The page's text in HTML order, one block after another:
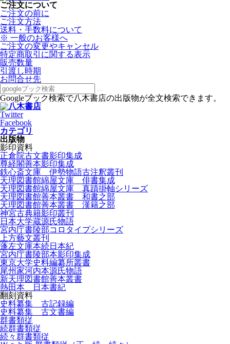
ご注文について
ご注文の前に
ご注文方法
送料・手数料について
※ 一般のお客様へ
ご注文の変更やキャンセル
特定商取引に関する表示
販売数量
引渡し時期
お問合せ先
Googleブック検索で八木書店の出版物が全文検索できます。
Twitter
Facebook
カテゴリ
出版物
影印資料
正倉院古文書影印集成
尊経閣善本影印集成
鉄心斎文庫 伊勢物語古注釈叢刊
天理図書館綿屋文庫 俳書集成
天理図書館綿屋文庫 真蹟掛軸シリーズ
天理図書館善本叢書 和書之部
天理図書館善本叢書 漢籍之部
神宮古典籍影印叢刊
日本大学蔵源氏物語
宮内庁書陵部コロタイプシリーズ
上方藝文叢刊
蓬左文庫本続日本紀
宮内庁書陵部本影印集成
東京大学史料編纂所叢書
尾州家河内本源氏物語
新天理図書館善本叢書
熱田本 日本書紀
翻刻資料
史料纂集 古記録編
史料纂集 古文書編
群書類従
続群書類従
続々群書類従